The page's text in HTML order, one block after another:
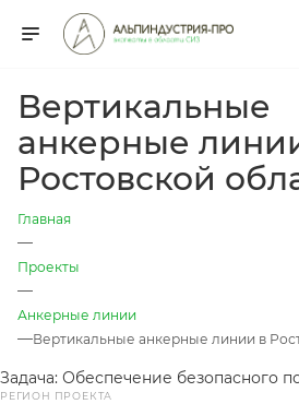
Вертикальные
анкерные
Ростовской
Главная
—
Проекты
—
Анкерные линии
—Вертикальные анкерные линии в
Задача: Обеспечение безопасного
РЕГИОН ПРОЕКТА